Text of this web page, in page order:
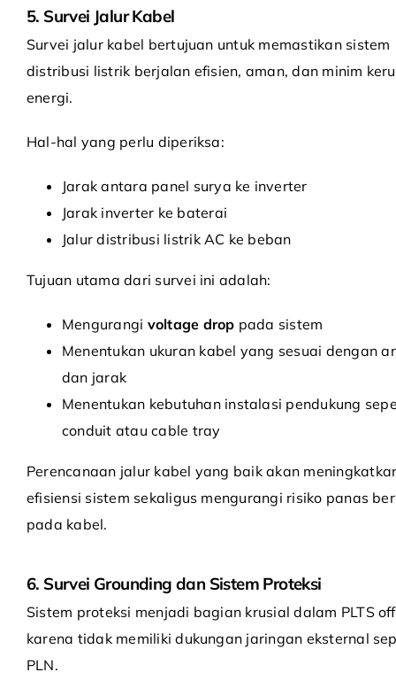
5. Survei Jalur Kabel
Survei jalur kabel bertujuan untuk memastikan sistem
distribusi listrik berjalan efisien, aman, dan minim
energi.
Hal-hal yang perlu diperiksa:
Jarak antara panel surya ke inverter
Jarak inverter ke baterai
Jalur distribusi listrik AC ke beban
Tujuan utama dari survei ini adalah:
Mengurangi voltage drop pada sistem
Menentukan ukuran kabel yang sesuai dengan
dan jarak
Menentukan kebutuhan instalasi pendukung
conduit atau cable tray
Perencanaan jalur kabel yang baik akan
efisiensi sistem sekaligus mengurangi risiko panas
pada kabel.
6. Survei Grounding dan Sistem Proteksi
Sistem proteksi menjadi bagian krusial dalam PLTS
karena tidak memiliki dukungan jaringan eksternal
PLN.